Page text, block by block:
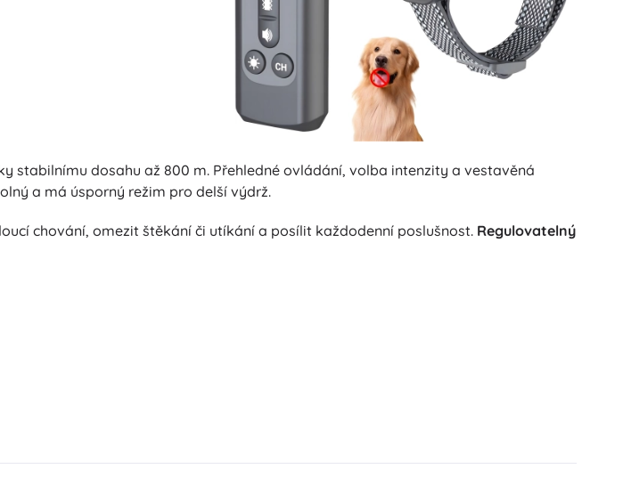
stabilnímu dosahu až 800 m. Přehledné ovládání, volba intenzity a vestavěná
a má úsporný režim pro delší výdrž.
chování, omezit štěkání či utíkání a posílit každodenní poslušnost. Regulovatelný